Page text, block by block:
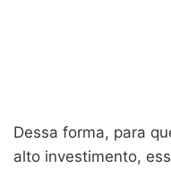
Dessa forma, para
alto investimento,